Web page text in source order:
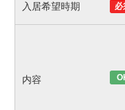
入居希望時期 必
内容